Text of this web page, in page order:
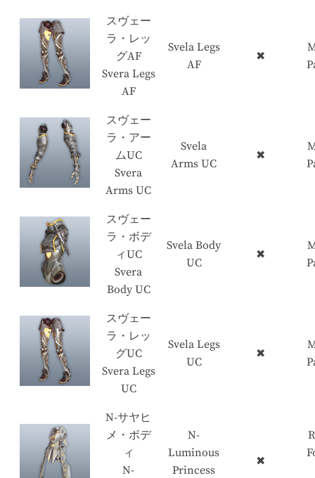
スヴェー
ラ・レッ
グAF
Svera Legs
AF
Svela Legs
AF
✖
スヴェー
ラ・アー
ムUC
Svera
Arms UC
Svela
Arms UC
✖
スヴェー
ラ・ボデ
ィUC
Svera
Body UC
Svela Body
UC
✖
スヴェー
ラ・レッ
グUC
Svera Legs
UC
Svela Legs
UC
✖
N-サヤヒ
メ・ボデ
ィ
N-
N-
Luminous
Princess
✖